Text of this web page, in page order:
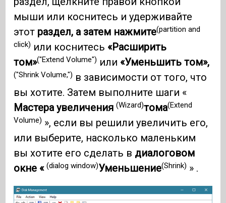
мыши или коснитесь и удерживайте
этот раздел, а затем нажмите(partition and
click) или коснитесь «Расширить
том»("Extend Volume") или «Уменьшить том»,
("Shrink Volume,") в зависимости от того, что
вы хотите. Затем выполните шаги «
Мастера увеличения(Wizard)тома(Extend
Volume) », если вы решили увеличить его,
или выберите, насколько маленьким
вы хотите его сделать в диалоговом
окне «(dialog window)Уменьшение(Shrink) » .